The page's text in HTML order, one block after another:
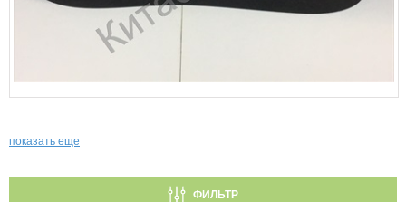
показать еще
ФИЛЬТР